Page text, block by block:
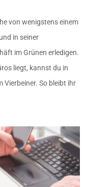
von wenigstens einem
in seiner
im Grünen erledigen.
liegt, kannst du in
Vierbeiner. So bleibt ihr